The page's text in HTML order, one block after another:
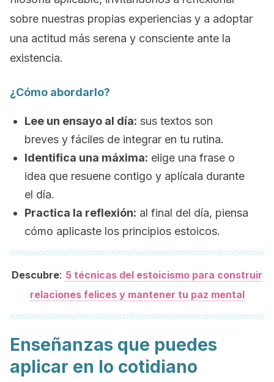
sobre nuestras propias experiencias y a adoptar
una actitud más serena y consciente ante la
existencia.
¿Cómo abordarlo?
Lee un ensayo al día: sus textos son
breves y fáciles de integrar en tu rutina.
Identifica una máxima: elige una frase o
idea que resuene contigo y aplícala durante
el día.
Practica la reflexión: al final del día, piensa
cómo aplicaste los principios estoicos.
Descubre: 5 técnicas del estoicismo para construir
relaciones felices y mantener tu paz mental
Enseñanzas que puedes
aplicar en lo cotidiano